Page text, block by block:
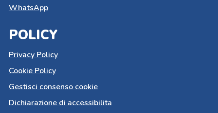
WhatsApp
POLICY
Privacy Policy
Cookie Policy
Gestisci consenso cookie
Dichiarazione di accessibilita